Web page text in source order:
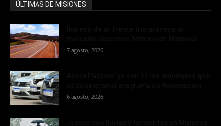
ÚLTIMAS DE MISIONES
7 agosto, 2026
6 agosto, 2026